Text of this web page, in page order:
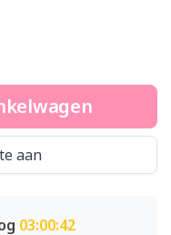
aan
03:00:41